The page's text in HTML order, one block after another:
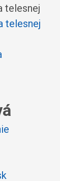
telesnej
telesnej